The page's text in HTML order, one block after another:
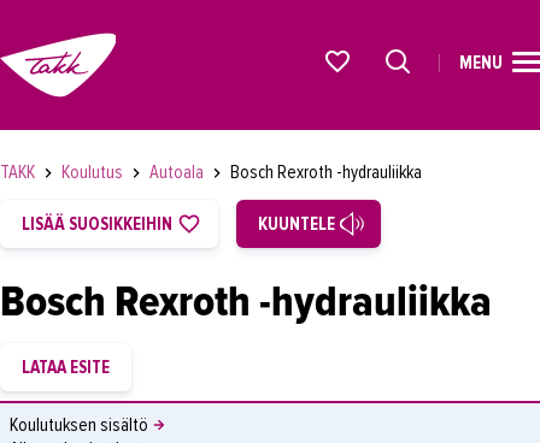
YRITYKSILLE
TAKK
AJANKOHTAISTA
OMA TAKK
MENU
TAKK Koulutus Autoala Bosch Rexroth -hydrauliikka
LISÄÄ SUOSIKKEIHIN KUUNTELE
Bosch Rexroth -hydrauliikka
Koulutuksen sisältö